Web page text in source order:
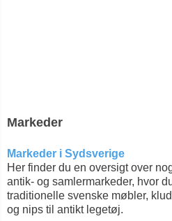
Markeder
Markeder i Sydsverige
Her finder du en oversigt over
antik- og samlermarkeder, hvor
traditionelle svenske møbler,
og nips til antikt legetøj.